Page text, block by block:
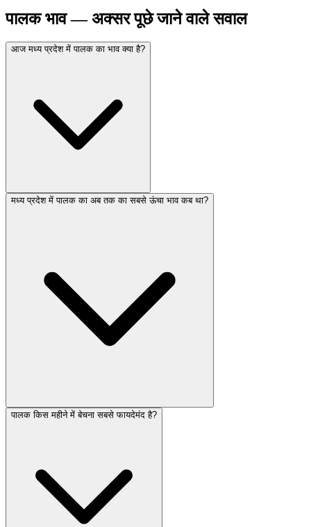
पालक भाव — अक्सर पूछे जाने वाले सवाल
आज मध्य प्रदेश में पालक का भाव क्या है?
मध्य प्रदेश में पालक का अब तक का सबसे ऊंचा भाव कब था?
पालक किस महीने में बेचना सबसे फायदेमंद है?